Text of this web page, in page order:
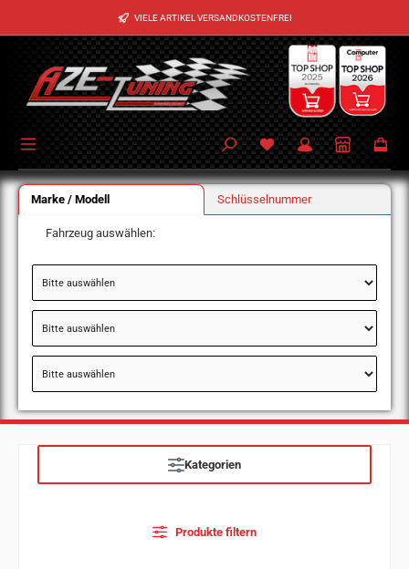
Zum Hauptinhalt springen VIELE ARTIKEL VERSANDKOSTENFREI
Marke / Modell Schlüsselnummer
Fahrzeug auswählen:
Kategorien
Produkte filtern